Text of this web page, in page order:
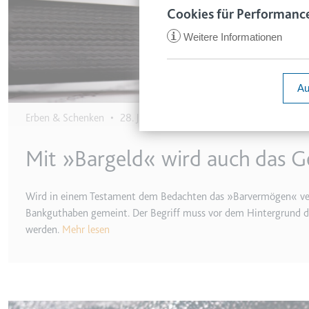
Zweck:
Speichert
HTTP-
ccm/collect
google.com
_ga
Anbieter:
smartlaw.de
Cookies für
i Weitere Informationen
Zweck:
Versucht,
Typ:
HTTP-
Zweck:
Registriert
Erben & Schenken • 28. Juni 2024
Mit »Bargeld« wird auch das
Wird in einem Testament dem Bedachten das »Barvermögen«
Bankguthaben gemeint. Der Begriff muss vor dem Hintergrund
werden. Mehr lesen